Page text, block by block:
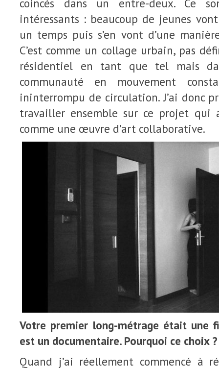
coincés dans un entre-deux. Ce
intéressants : beaucoup de jeunes
un temps puis s’en vont d’une
C’est comme un collage urbain, pas
résidentiel en tant que tel mais
communauté en mouvement
ininterrompu de circulation. J’ai donc
travailler ensemble sur ce projet qui
comme une œuvre d’art collaborative.
Votre premier long-métrage était une
est un documentaire. Pourquoi ce choix
Quand j’ai réellement commencé à